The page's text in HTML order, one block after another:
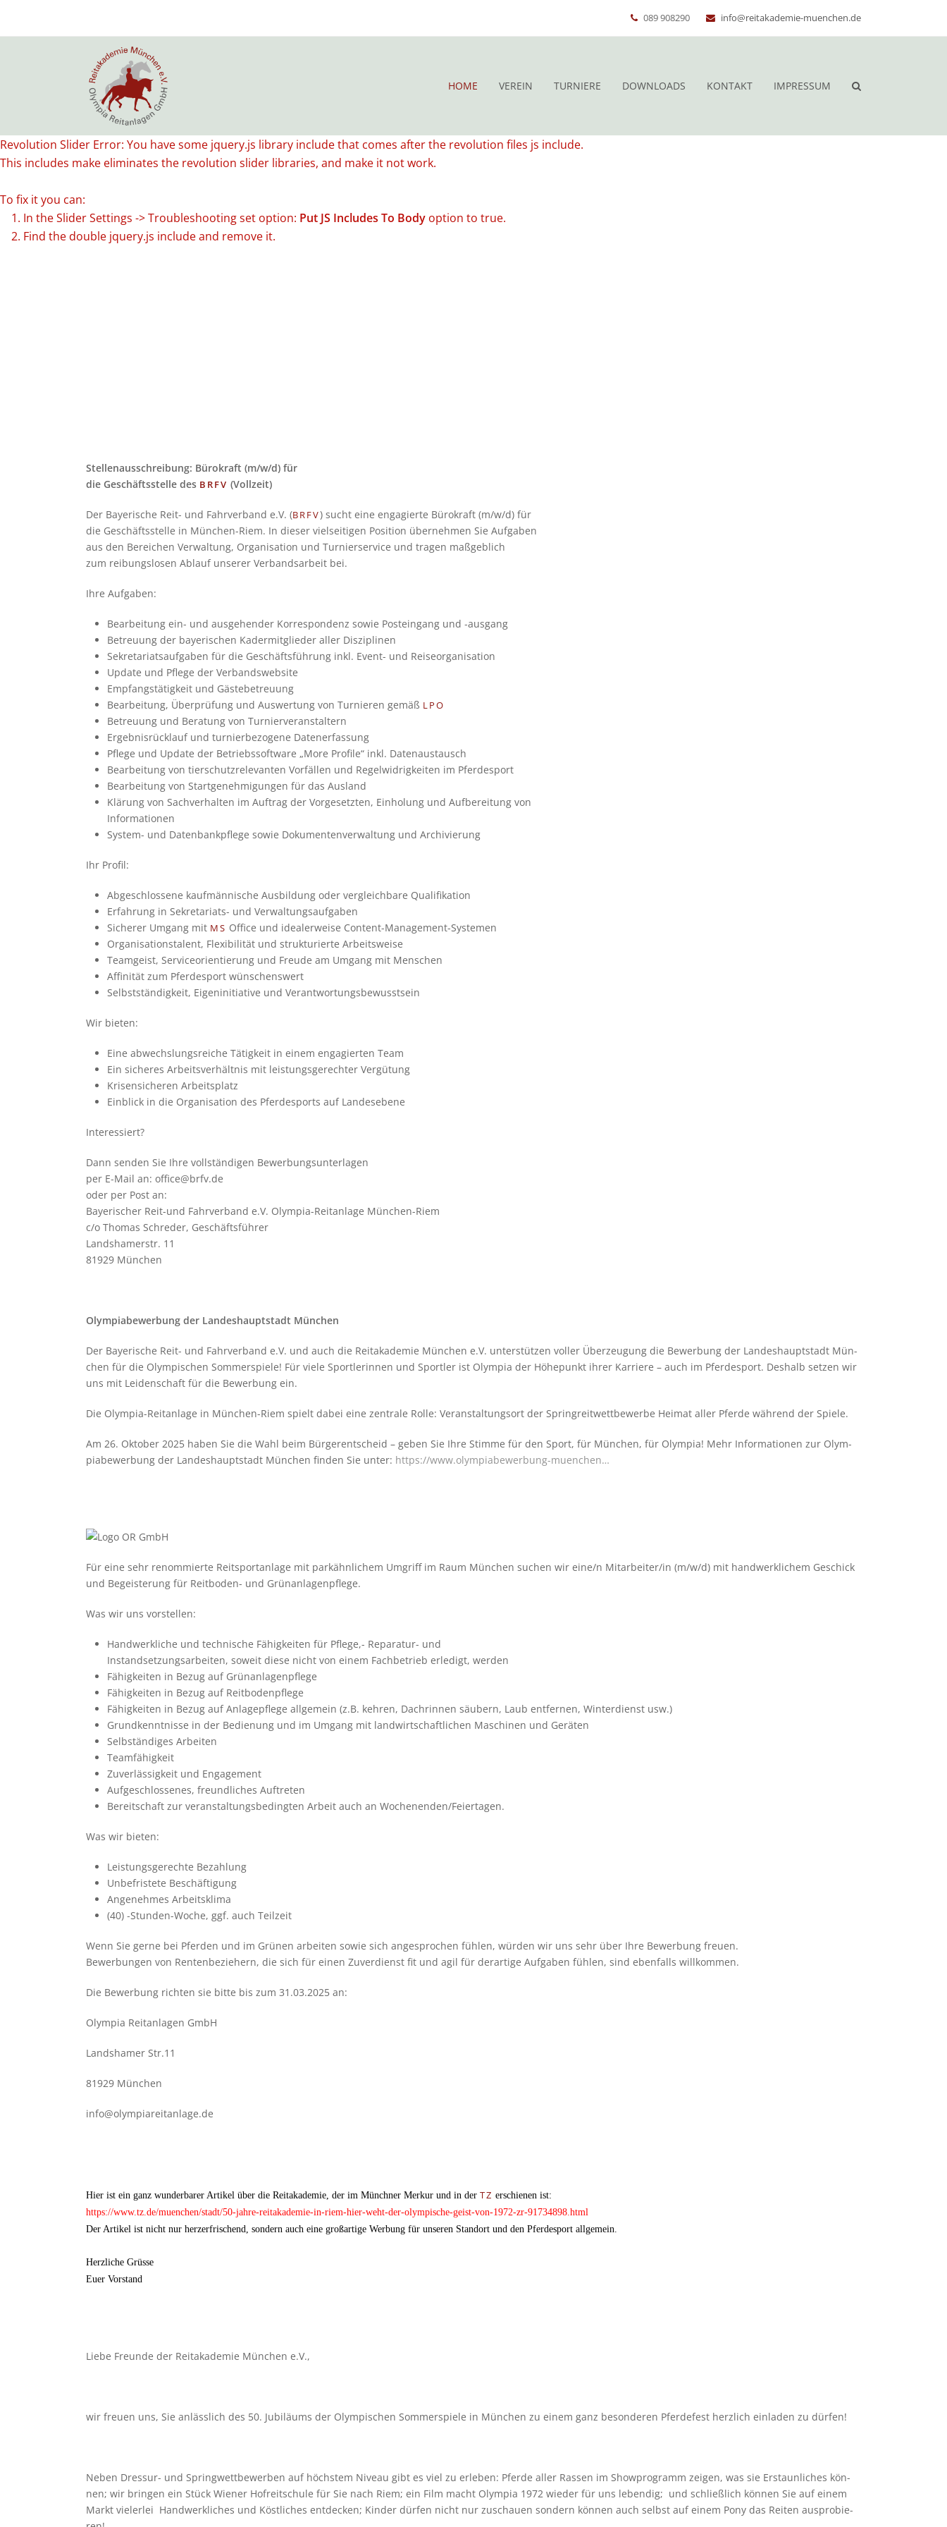
089 908290 info@reitakademie-muenchen.de
HOME VEREIN TURNIERE DOWNLOADS KONTAKT IMPRESSUM
Revolution Slider Error: You have some jquery.js library include that comes after the revolution files js include.
This includes make eliminates the revolution slider libraries, and make it not work.
To fix it you can:
1. In the Slider Settings -> Troubleshooting set option: Put JS Includes To Body option to true.
2. Find the double jquery.js include and remove it.
Stel­len­aus­schrei­bung: Büro­kraft (m/​w/​d) für
die Geschäfts­stelle des BRFV (Voll­zeit)
Der Baye­ri­sche Reit- und Fahr­ver­band e.V. (BRFV) sucht eine enga­gierte Büro­kraft (m/​w/​d) für
die Geschäfts­stelle in Mün­chen-Riem. In die­ser viel­sei­ti­gen Posi­tion über­neh­men Sie Auf­ga­ben
aus den Berei­chen Ver­wal­tung, Orga­ni­sa­tion und Tur­nier­ser­vice und tra­gen maß­geb­lich
zum rei­bungs­lo­sen Ablauf unse­rer Ver­bands­ar­beit bei.
Ihre Auf­ga­ben:
Bear­bei­tung ein- und aus­ge­hen­der Kor­re­spon­denz sowie Post­ein­gang und ‑aus­gang
Betreu­ung der baye­ri­schen Kader­mit­glie­der aller Dis­zi­pli­nen
Sekre­ta­ri­ats­auf­ga­ben für die Geschäfts­füh­rung inkl. Event- und Rei­se­or­ga­ni­sa­tion
Update und Pflege der Ver­bands­web­site
Emp­fangs­tä­tig­keit und Gäs­te­be­treu­ung
Bear­bei­tung, Über­prü­fung und Aus­wer­tung von Tur­nie­ren gemäß LPO
Betreu­ung und Bera­tung von Tur­nier­ver­an­stal­tern
Ergeb­nis­rück­lauf und tur­nier­be­zo­gene Daten­er­fas­sung
Pflege und Update der Betriebs­soft­ware „More Pro­file“ inkl. Daten­aus­tausch
Bear­bei­tung von tier­schutz­re­le­van­ten Vor­fäl­len und Regel­wid­rig­kei­ten im Pfer­de­sport
Bear­bei­tung von Start­ge­neh­mi­gun­gen für das Aus­land
Klä­rung von Sach­ver­hal­ten im Auf­trag der Vor­ge­setz­ten, Ein­ho­lung und Auf­be­rei­tung von
Infor­ma­tio­nen
Sys­tem- und Daten­bank­pflege sowie Doku­men­ten­ver­wal­tung und Archi­vie­rung
Ihr Pro­fil:
Abge­schlos­sene kauf­män­ni­sche Aus­bil­dung oder ver­gleich­bare Qua­li­fi­ka­tion
Erfah­rung in Sekre­ta­ri­ats- und Ver­wal­tungs­auf­ga­ben
Siche­rer Umgang mit MS Office und idea­ler­weise Con­tent-Manage­ment-Sys­te­men
Orga­ni­sa­ti­ons­ta­lent, Fle­xi­bi­li­tät und struk­tu­rierte Arbeits­weise
Team­geist, Ser­vice­ori­en­tie­rung und Freude am Umgang mit Men­schen
Affi­ni­tät zum Pfer­de­sport wün­schens­wert
Selbst­stän­dig­keit, Eigen­in­itia­tive und Ver­ant­wor­tungs­be­wusst­sein
Wir bie­ten:
Eine abwechs­lungs­rei­che Tätig­keit in einem enga­gier­ten Team
Ein siche­res Arbeits­ver­hält­nis mit leis­tungs­ge­rech­ter Ver­gü­tung
Kri­sen­si­che­ren Arbeits­platz
Ein­blick in die Orga­ni­sa­tion des Pfer­de­sports auf Lan­des­ebene
Inter­es­siert?
Dann sen­den Sie Ihre voll­stän­di­gen Bewer­bungs­un­ter­la­gen
per E‑Mail an: office@brfv.de
oder per Post an:
Baye­ri­scher Reit-und Fahr­ver­band e.V. Olym­pia-Reit­an­lage Mün­chen-Riem
c/​o Tho­mas Schre­der, Geschäfts­füh­rer
Land­s­hamer­str. 11
81929 Mün­chen
Olym­pia­be­wer­bung der Lan­des­haupt­stadt Mün­chen
Der Baye­ri­sche Reit- und Fahr­ver­band e.V. und auch die Reit­aka­de­mie Mün­chen e.V. unter­stüt­zen vol­ler Über­zeu­gung die Bewer­bung der Lan­des­haupt­stadt Mün­
chen für die Olym­pi­schen Som­mer­spiele! Für viele Sport­le­rin­nen und Sport­ler ist Olym­pia der Höhe­punkt ihrer Kar­riere – auch im Pfer­de­sport. Des­halb set­zen wir
uns mit Lei­den­schaft für die Bewer­bung ein.
Die Olym­pia-Reit­an­lage in Mün­chen-Riem spielt dabei eine zen­trale Rolle: Ver­an­stal­tungs­ort der Spring­reit­wett­be­werbe Hei­mat aller Pferde wäh­rend der Spiele.
Am 26. Okto­ber 2025 haben Sie die Wahl beim Bür­ger­ent­scheid – geben Sie Ihre Stimme für den Sport, für Mün­chen, für Olym­pia! Mehr Infor­ma­tio­nen zur Olym­
pia­be­wer­bung der Lan­des­haupt­stadt Mün­chen fin­den Sie unter: https://www.olympiabewerbung-muenchen…
Für eine sehr renom­mierte Reit­sport­an­lage mit park­ähn­li­chem Umgriff im Raum Mün­chen suchen wir eine/​n Mitarbeiter/​in (m/​w/​d) mit hand­werk­li­chem Geschick
und Begeis­te­rung für Reit­bo­den- und Grün­an­la­gen­pflege.
Was wir uns vor­stel­len:
Hand­werk­li­che und tech­ni­sche Fähig­kei­ten für Pflege,- Repa­ra­tur- und
Instand­set­zungs­ar­bei­ten, soweit diese nicht von einem Fach­be­trieb erle­digt, wer­den
Fähig­kei­ten in Bezug auf Grün­an­la­gen­pflege
Fähig­kei­ten in Bezug auf Reit­bo­den­pflege
Fähig­kei­ten in Bezug auf Anla­ge­pflege all­ge­mein (z.B. keh­ren, Dach­rin­nen säu­bern, Laub ent­fer­nen, Win­ter­dienst usw.)
Grund­kennt­nisse in der Bedie­nung und im Umgang mit land­wirt­schaft­li­chen Maschi­nen und Gerä­ten
Selb­stän­di­ges Arbei­ten
Team­fä­hig­keit
Zuver­läs­sig­keit und Enga­ge­ment
Auf­ge­schlos­se­nes, freund­li­ches Auf­tre­ten
Bereit­schaft zur ver­an­stal­tungs­be­ding­ten Arbeit auch an Wochenenden/​Feiertagen.
Was wir bie­ten:
Leis­tungs­ge­rechte Bezah­lung
Unbe­fris­tete Beschäf­ti­gung
Ange­neh­mes Arbeits­klima
(40) ‑Stun­den-Woche, ggf. auch Teil­zeit
Wenn Sie gerne bei Pfer­den und im Grü­nen arbei­ten sowie sich ange­spro­chen füh­len, wür­den wir uns sehr über Ihre Bewer­bung freuen.
Bewer­bun­gen von Ren­ten­be­zie­hern, die sich für einen Zuver­dienst fit und agil für der­ar­tige Auf­ga­ben füh­len, sind eben­falls will­kom­men.
Die Bewer­bung rich­ten sie bitte bis zum 31.03.2025 an:
Olym­pia Reit­an­la­gen GmbH
Land­s­ha­mer Str.11
81929 Mün­chen
info@olympiareitanlage.de
Hier ist ein ganz wun­der­ba­rer Arti­kel über die Reit­aka­de­mie, der im Münch­ner Mer­kur und in der TZ erschie­nen ist:
https://www.tz.de/muenchen/stadt/50-jahre-reitakademie-in-riem-hier-weht-der-olympische-geist-von-1972-zr-91734898.html
Der Arti­kel ist nicht nur herz­er­fri­schend, son­dern auch eine groß­ar­tige Wer­bung für unse­ren Stand­ort und den Pfer­de­sport all­ge­mein.
Herz­li­che Grüsse
Euer Vor­stand
Liebe Freunde der Reit­aka­de­mie Mün­chen e.V.,
wir freuen uns, Sie anläss­lich des 50. Jubi­lä­ums der Olym­pi­schen Som­mer­spiele in Mün­chen zu einem ganz beson­de­ren Pfer­de­fest herz­lich ein­la­den zu dür­fen!
Neben Dres­sur- und Spring­wett­be­wer­ben auf höchs­tem Niveau gibt es viel zu erle­ben: Pferde aller Ras­sen im Show­pro­gramm zei­gen, was sie Erstaun­li­ches kön­
nen; wir brin­gen ein Stück Wie­ner Hof­reit­schule für Sie nach Riem; ein Film macht Olym­pia 1972 wie­der für uns leben­dig; und schließ­lich kön­nen Sie auf einem
Markt vie­ler­lei Hand­werk­li­ches und Köst­li­ches ent­de­cken; Kin­der dür­fen nicht nur zuschauen son­dern kön­nen auch selbst auf einem Pony das Rei­ten aus­pro­bie­